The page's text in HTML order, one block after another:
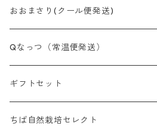
おおまさり(クール便発送)
Qなっつ（常温便発送）
ギフトセット
「あわ雪」ギフトセット
ちば自然栽培セレクト